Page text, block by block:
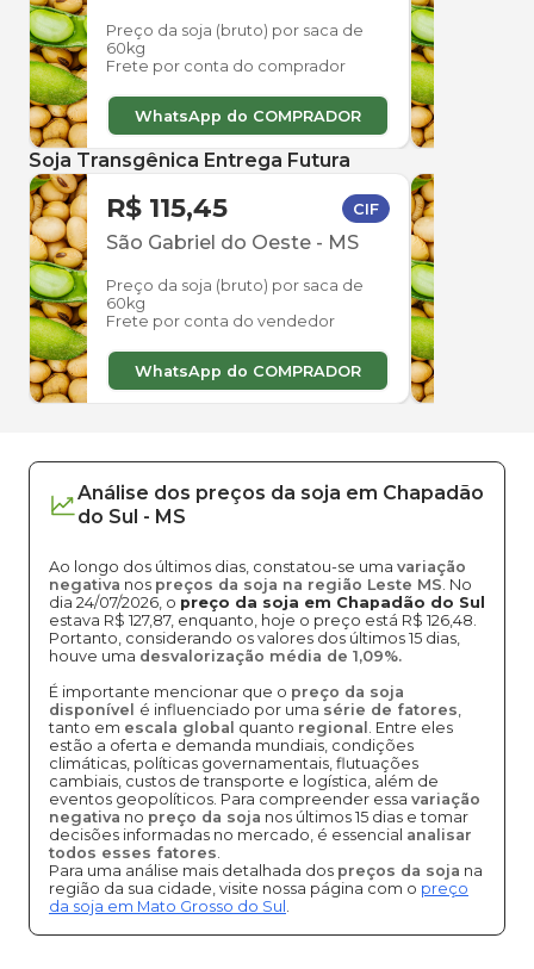
Preço da soja (bruto) por saca de
60kg
Frete por conta do comprador
WhatsApp do COMPRADOR
Soja Transgênica Entrega Futura
R$ 115,45 CIF
São Gabriel do Oeste - MS
Preço da soja (bruto) por saca de
60kg
Frete por conta do vendedor
WhatsApp do COMPRADOR
Análise dos preços da soja em Chapadão
do Sul - MS
Ao longo dos últimos dias, constatou-se uma variação
negativa nos preços da soja na região Leste MS. No
dia 24/07/2026, o preço da soja em Chapadão do Sul
estava R$ 127,87, enquanto, hoje o preço está R$ 126,48.
Portanto, considerando os valores dos últimos 15 dias,
houve uma desvalorização média de 1,09%.
É importante mencionar que o preço da soja
disponível é influenciado por uma série de fatores,
tanto em escala global quanto regional . Entre eles
estão a oferta e demanda mundiais, condições
climáticas, políticas governamentais, flutuações
cambiais, custos de transporte e logística, além de
eventos geopolíticos. Para compreender essa variação
negativa no preço da soja nos últimos 15 dias e tomar
decisões informadas no mercado, é essencial analisar
todos esses fatores.
Para uma análise mais detalhada dos preços da soja na
região da sua cidade, visite nossa página com o preço
da soja em Mato Grosso do Sul .